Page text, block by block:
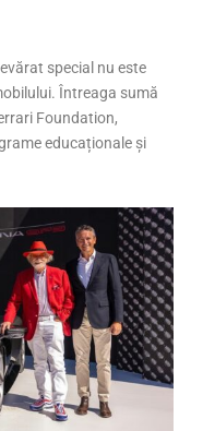
special nu este
Întreaga sumă
Foundation,
educaționale și